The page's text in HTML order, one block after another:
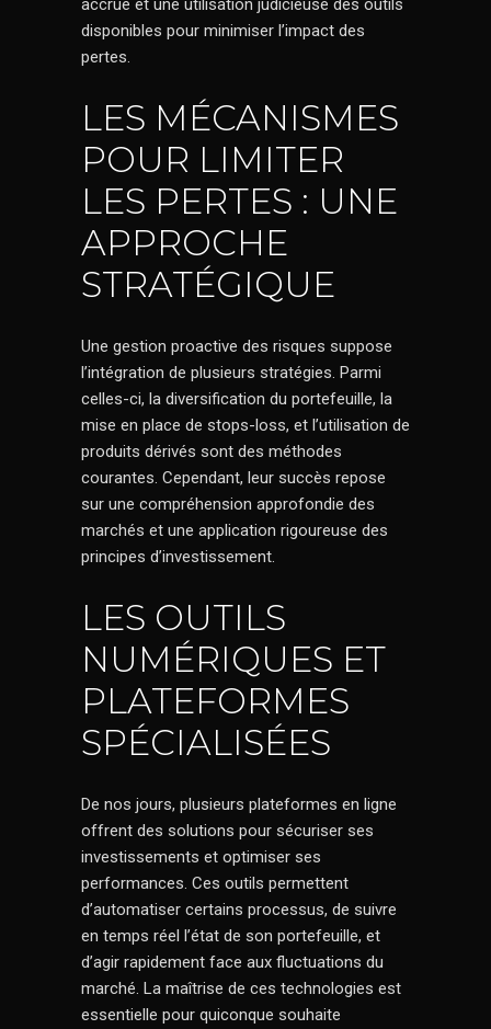
accrue et une utilisation judicieuse des outils
disponibles pour minimiser l’impact des
pertes.
LES MÉCANISMES
POUR LIMITER
LES PERTES : UNE
APPROCHE
STRATÉGIQUE
Une gestion proactive des risques suppose
l’intégration de plusieurs stratégies. Parmi
celles-ci, la diversification du portefeuille, la
mise en place de stops-loss, et l’utilisation de
produits dérivés sont des méthodes
courantes. Cependant, leur succès repose
sur une compréhension approfondie des
marchés et une application rigoureuse des
principes d’investissement.
LES OUTILS
NUMÉRIQUES ET
PLATEFORMES
SPÉCIALISÉES
De nos jours, plusieurs plateformes en ligne
offrent des solutions pour sécuriser ses
investissements et optimiser ses
performances. Ces outils permettent
d’automatiser certains processus, de suivre
en temps réel l’état de son portefeuille, et
d’agir rapidement face aux fluctuations du
marché. La maîtrise de ces technologies est
essentielle pour quiconque souhaite